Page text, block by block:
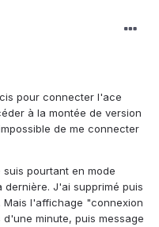
pour connecter l'ace
à la montée de version
de me connecter
pourtant en mode
dernière. J'ai supprimé puis
Mais l'affichage "connexion
minute, puis message